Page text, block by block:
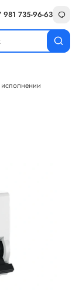
981 735-96-63